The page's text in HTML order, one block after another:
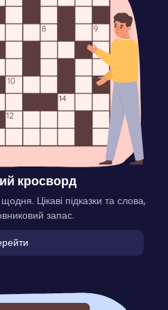
кросворд
Цікаві підказки та слова,
запас.